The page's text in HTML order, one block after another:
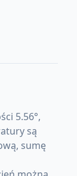
5.56°,
są
sumę